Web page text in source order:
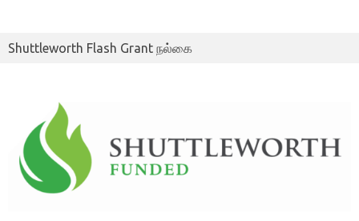
Shuttleworth Flash Grant நல்கை